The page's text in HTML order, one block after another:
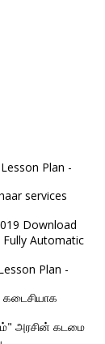
Plan -
services
Download
Fully Automatic
Plan -
கடைசியாக
அரசின் கடமை